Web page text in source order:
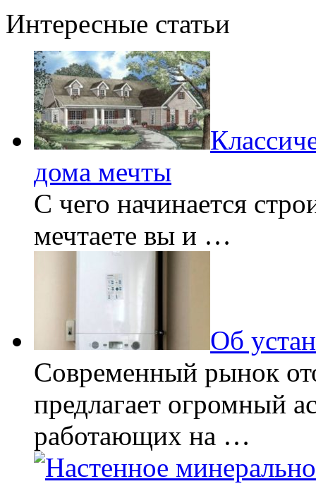
Интересные статьи
дома мечты
С чего начинается
мечтаете вы и …
Об
Современный рынок
предлагает огромный
работающих на …